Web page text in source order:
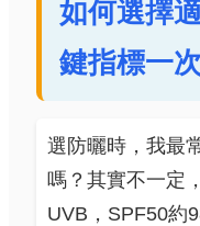
如何選擇
鍵指標一
選防曬時，我最
嗎？其實不一定
UVB，SPF50約